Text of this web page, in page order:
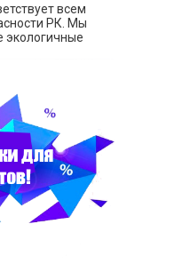
всем
РК. Мы
экологичные